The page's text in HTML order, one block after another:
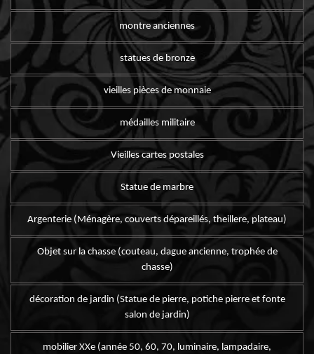
montre anciennes
statues de bronze
vieilles pièces de monnaie
médailles militaire
Vieilles cartes postales
Statue de marbre
Argenterie (Ménagère, couverts dépareillés, theillere, plateau)
Objet sur la chasse (couteau, dague ancienne, trophée de
chasse)
décoration de jardin (Statue de pierre, potiche pierre et fonte
salon de jardin)
mobilier XXe (année 50, 60, 70, luminaire, lampadaire,